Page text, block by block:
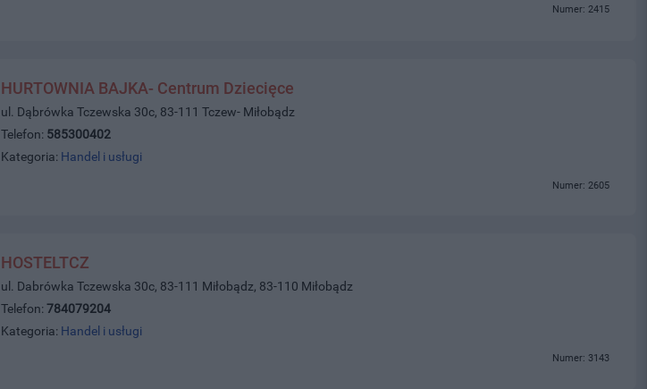
Numer: 2415
HURTOWNIA BAJKA- Centrum Dziecięce
ul. Dąbrówka Tczewska 30c, 83-111 Tczew- Miłobądz
Telefon: 585300402
Kategoria: Handel i usługi
Numer: 2605
HOSTELTCZ
ul. Dabrówka Tczewska 30c, 83-111 Miłobądz, 83-110 Miłobądz
Telefon:784079204
Kategoria: Handel i usługi
Numer: 3143